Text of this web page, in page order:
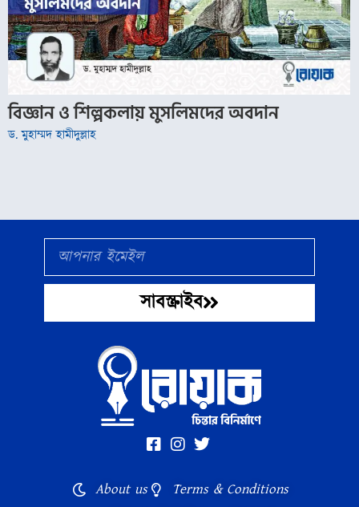
বিজ্ঞান ও শিল্পকলায় মুসলিমদের অবদান
ড. মুহাম্মদ হামীদুল্লাহ
Email
সাবস্ক্রাইব
About us
Terms & Conditions